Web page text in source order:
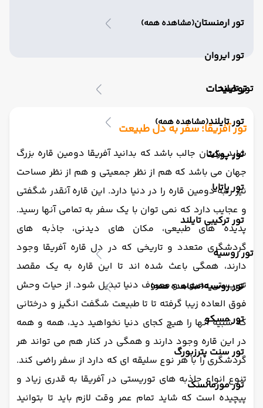
تور ارمنستان(مشاهده همه)
تور ایروان
تور تایلند
تور تایلند(مشاهده همه)
تور پوکت
تور پاتایا
تور ترکیبی تایلند
تور روسیه
تور روسیه(مشاهده همه)
تور مسکو
تور سنت پترزبورگ
تور مورمانسک
توضیحات
تور آفریقا؛ سفر به دل طبیعت
شاید برایتان جالب باشد که بدانید آفریقا دومین قاره بزرگ
جهان می باشد که هم از نظر جمعیتی و هم از نظر مساحت
نیز رتبه دومین قاره را در دنیا دارد. این قاره آنقدر شگفتی
و عجایب دارد که نمی توان با یک سفر به تمامی آنها رسید.
پدیده های طبیعی، مکان های دیدنی، جاذبه های
گردشگری متعدد و تاریخی که در دل قاره آفریقا وجود
دارند، همگی باعث شده اند تا این قاره به یک مقصد
توریستی محبوب و معروف دنیا تبدیل شود. از حیات وحش
فوق العاده زیبا گرفته تا تا طبیعت شگفت انگیز و درختانی
که شبیه آنها را هیچ کجای دنیا نخواهید دید، همه و همه
در این قاره وجود دارند و همگی در کنار هم می تواند هر
گردشگری را با هر نوع سلیقه ای که دارد از سفر راضی کند.
تنوع انواع جاذبه های توریستی در آفریقا به قدری زیاد و
پیچیده است که شاید تمام عمر وقت لازم باید تا بتوانید